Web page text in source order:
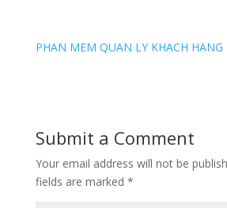
PHAN MEM QUAN LY KHACH HANG
Submit a Comment
Your email address will not be
fields are marked *